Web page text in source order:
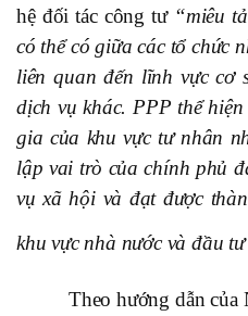
hệ đối tác công tư“miêu
có thể có giữa các tổ chức
liên quan đến lĩnh vực cơ
dịch vụ khác. PPP thể
gia của khu vực tư nhân
lập vai trò của chính phủ
vụ xã hội và đạt được
khu vực nhà nước và đầu
Theo hướng dẫn